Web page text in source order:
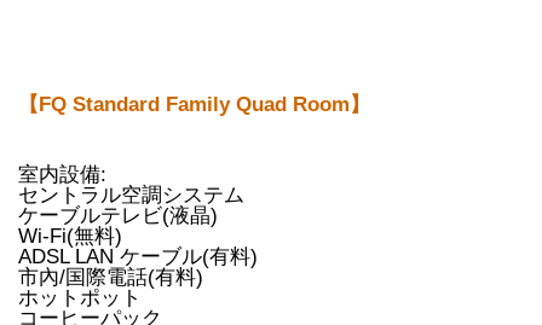
【FQ Standard Family Quad Room】
室内設備:
セントラル空調システム
ケーブルテレビ(液晶)
Wi-Fi(無料)
ADSL LAN ケーブル(有料)
市內/国際電話(有料)
ホットポット
コーヒーパック